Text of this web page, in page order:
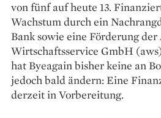
von fünf auf heute 13.
Wachstum durch ein
Bank sowie eine Förderung
Wirtschaftsservice GmbH
hat Byeagain bisher keine an
jedoch bald ändern: Eine
derzeit in Vorbereitung.